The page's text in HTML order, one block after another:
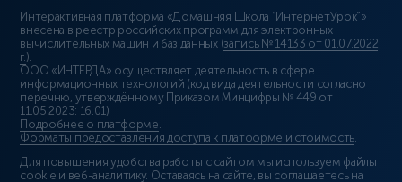
Интерактивная платформа «Домашняя Школа “ИнтернетУрок”»
внесена в реестр российских программ для электронных
вычислительных машин и баз данных (запись № 14133 от 01.07.2022
г.).
ООО «ИНТЕРДА» осуществляет деятельность в сфере
информационных технологий (код вида деятельности согласно
перечню, утверждённому Приказом Минцифры № 449 от
11.05.2023: 16.01)
Подробнее о платформе.
Форматы предоставления доступа к платформе и стоимость.
Для повышения удобства работы с сайтом мы используем файлы
cookie и веб-аналитику. Оставаясь на сайте, вы соглашаетесь на